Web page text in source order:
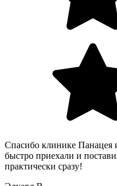
Спасибо клинике Панацея
быстро приехали и
практически сразу!